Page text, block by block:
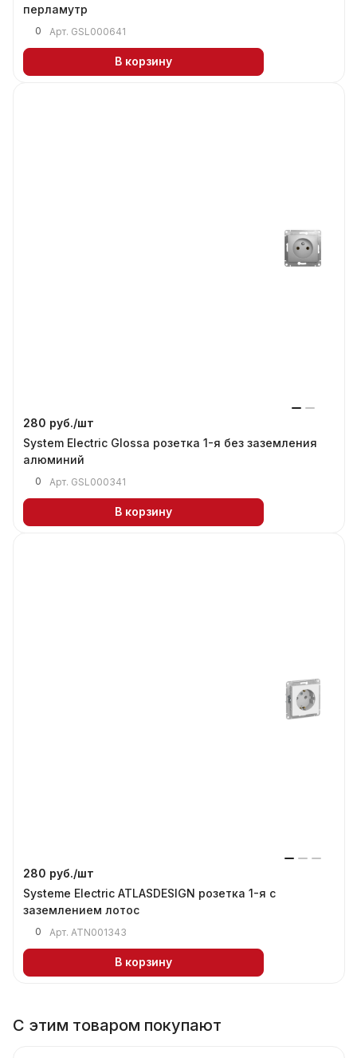
перламутр
0 Арт. GSL000641
В корзину
280 руб./шт
System Electric Glossa розетка 1-я без заземления
алюминий
0 Арт. GSL000341
В корзину
280 руб./шт
Systeme Electric ATLASDESIGN розетка 1-я с
заземлением лотос
0 Арт. ATN001343
В корзину
С этим товаром покупают